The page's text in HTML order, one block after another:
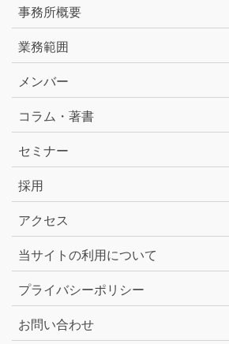
事務所概要
業務範囲
メンバー
コラム・著書
セミナー
採用
アクセス
当サイトの利用について
プライバシーポリシー
お問い合わせ